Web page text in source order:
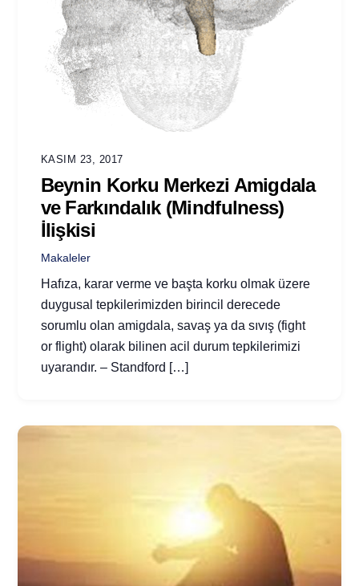
KASIM 23, 2017
Beynin Korku Merkezi Amigdala
ve Farkındalık (Mindfulness)
İlişkisi
Makaleler
Hafıza, karar verme ve başta korku olmak üzere
duygusal tepkilerimizden birincil derecede
sorumlu olan amigdala, savaş ya da sıvış (fight
or flight) olarak bilinen acil durum tepkilerimizi
uyarandır. – Standford […]